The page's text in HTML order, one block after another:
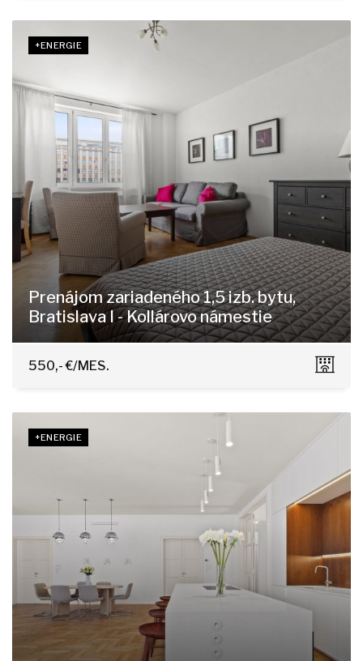
+ENERGIE
Prenájom zariadeného 1,5 izb. bytu,
Bratislava I - Kollárovo námestie
Kollárovo námestie 20, Bratislava - Staré Mesto
550,- €/MES.
+ENERGIE